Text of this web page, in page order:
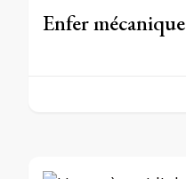
Enfer mécanique